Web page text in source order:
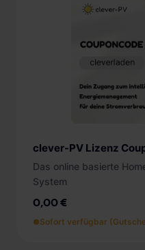
clever-PV Lizenz
Das online basierte
System
0,00 €
Sofort verfügbar